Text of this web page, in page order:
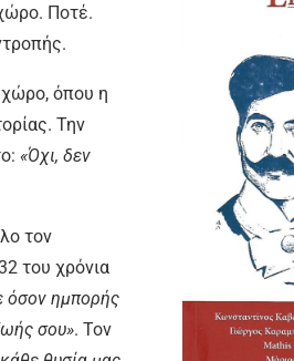
Ποτέ.
χώρο, όπου η
Την
«Όχι, δεν
τον
του χρόνια
όσον ημπορής
σου». Τον